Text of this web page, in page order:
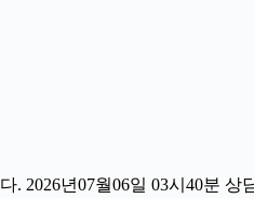
년07월06일 03시40분 상